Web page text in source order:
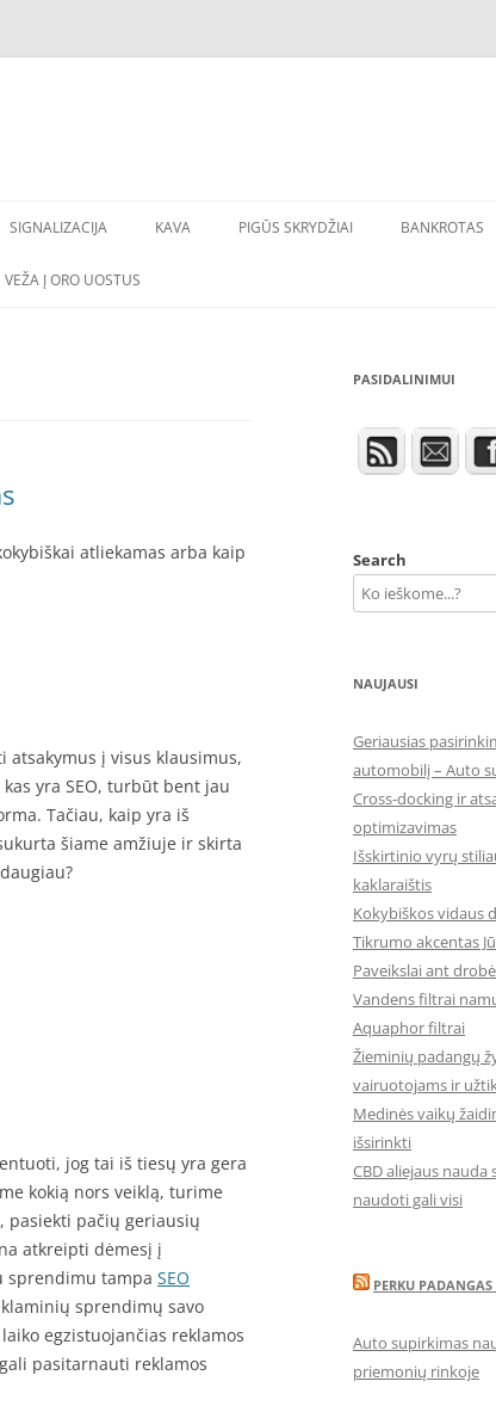
SIGNALIZACIJA KAVA PIGŪS SKRYDŽIAI BANKROTAS
VEŽA Į ORO UOSTUS
atliekamas arba kaip
į visus klausimus,
yra SEO, turbūt bent jau
Tačiau, kaip yra iš
šiame amžiuje ir skirta
jog tai iš tiesų yra gera
kokią nors veiklą, turime
pasiekti pačių geriausių
atkreipti dėmesį į
sprendimu tampa SEO
sprendimų savo
egzistuojančias reklamos
pasitarnauti reklamos
PASIDALINIMUI
Search
NAUJAUSI
Geriausias
automobilį – Auto
Cross-docking ir
optimizavimas
Išskirtinio vyrų
kaklaraištis
Kokybiškos vidaus
Tikrumo akcentas
Paveikslai ant
Vandens filtrai
Aquaphor filtrai
Žieminių padangų
vairuotojams ir
Medinės vaikų
išsirinkti
CBD aliejaus
naudoti gali visi
PERKU
Auto supirkimas
priemonių rinkoje